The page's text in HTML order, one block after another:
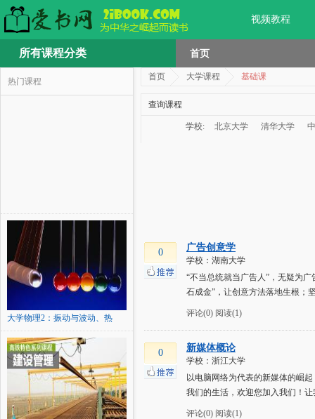
视频教程
所有课程分类 首页
热门课程
大学物理2：振动与波动、热
学...
首页 大学课程 基础课
查询课程
学校: 北京大学 清华大学
0 广告创意学
学校：湖南大学
“不当总统就当广告人”，无疑为
石成金”，让创意方法落地生根；
评论(0) 阅读(1)
0 新媒体概论
学校：浙江大学
以电脑网络为代表的新媒体的崛
我们的生活，欢迎您加入我们！
评论(0) 阅读(1)